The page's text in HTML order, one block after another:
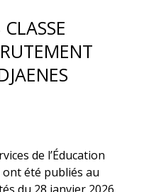
de l’Éducation
été publiés au